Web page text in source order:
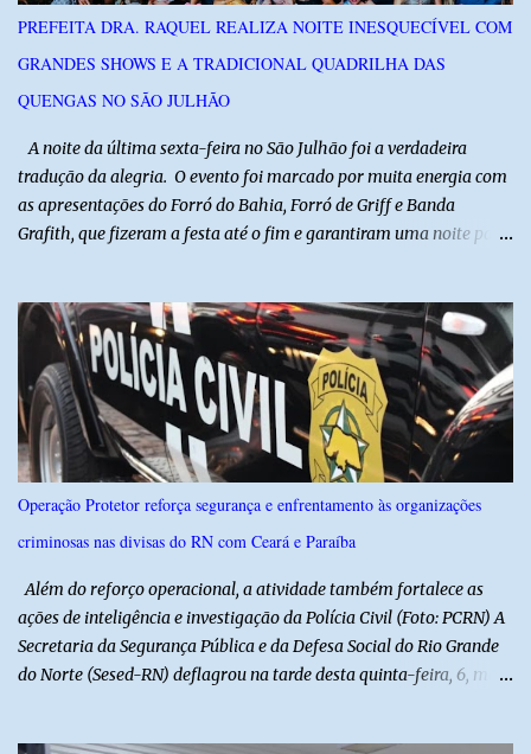
Polícia Militar foi acionada logo após o crime e realiza diligências
na região na tentativa de localizar o veículo e identificar os
autores do assalto. Qualquer informação que possa ajudar na
localização da caminhonete ou na identificação dos suspeitos pode
PREFEITA DRA. RAQUEL REALIZA NOITE INESQUECÍVEL COM
GRANDES SHOWS E A TRADICIONAL QUADRILHA DAS
QUENGAS NO SÃO JULHÃO
​ A noite da última sexta-feira no São Julhão foi a verdadeira
tradução da alegria. O evento foi marcado por muita energia com
as apresentações do Forró do Bahia, Forró de Griff e Banda
Grafith, que fizeram a festa até o fim e garantiram uma noite para
tradicional Quadrilha das Quengas tomou conta das ruas do Alto
com muita criatividade, alegria e irreverência, levando o público a
acompanhar cada passo desse grande cortejo que já faz parte da
identidade da festa. Entre risos, tradição e muita animação, a
Quadrilha das Quengas mostrou mais uma vez que cultura
popular também é feita de diversão e de um povo que sabe
celebrar suas raízes. ​O sucesso desta edição reforça o compromisso
da administração da Prefeita Dra. Raquel com o resgate e a
valorização das tradições, unindo grandes atrações musicais e
Operação Protetor reforça segurança e enfrentamento às organizações
criminosas nas divisas do RN com Ceará e Paraíba
Além do reforço operacional, a atividade também fortalece as
ações de inteligência e investigação da Polícia Civil (Foto: PCRN) A
Secretaria da Segurança Pública e da Defesa Social do Rio Grande
do Norte (Sesed-RN) deflagrou na tarde desta quinta-feira, 6, mais